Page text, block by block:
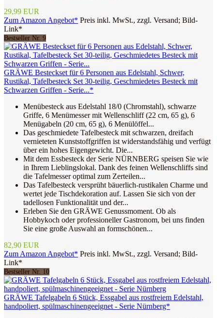
29,99 EUR
Zum Amazon Angebot* Preis inkl. MwSt., zzgl. Versand; Bild-
Link*
Bestseller Nr. 9
GRÄWE Besteckset für 6 Personen aus Edelstahl, Schwer,
Rustikal, Tafelbesteck Set 30-teilig, Geschmiedetes Besteck mit
Schwarzen Griffen - Serie...*
Menübesteck aus Edelstahl 18/0 (Chromstahl), schwarze
Griffe, 6 Menümesser mit Wellenschliff (22 cm, 65 g), 6
Menügabeln (20 cm, 65 g), 6 Menülöffel...
Das geschmiedete Tafelbesteck mit schwarzen, dreifach
vernieteten Kunststoffgriffen ist widerstandsfähig und verfügt
über ein hohes Eigengewicht. Die...
Mit dem Essbesteck der Serie NÜRNBERG speisen Sie wie
in Ihrem Lieblingslokal. Dank des feinen Wellenschliffs sind
die Tafelmesser optimal zum Zerteilen...
Das Tafelbesteck versprüht bäuerlich-rustikalen Charme und
wertet jede Tischdekoration auf. Lassen Sie sich von der
tadellosen Funktionalität und der...
Erleben Sie den GRÄWE Genussmoment. Ob als
Hobbykoch oder professioneller Gastronom, bei uns finden
Sie eine große Auswahl an formschönen...
82,90 EUR
Zum Amazon Angebot* Preis inkl. MwSt., zzgl. Versand; Bild-
Link*
Bestseller Nr. 10
GRÄWE Tafelgabeln 6 Stück, Essgabel aus rostfreiem Edelstahl,
handpoliert, spülmaschinengeeignet - Serie Nürnberg*